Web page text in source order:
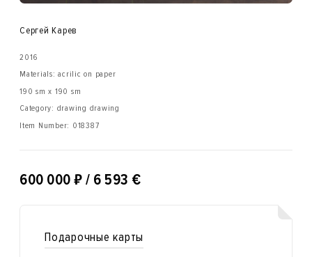
Сергей Карев
2016
Materials: acrilic on paper
190 sm x 190 sm
Category: drawing drawing
Item Number: 018387
600 000 ₽ / 6 593 €
Подарочные карты